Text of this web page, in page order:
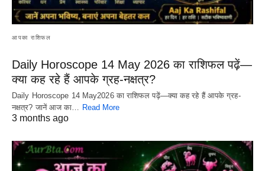
आपका राशिफल
Daily Horoscope 14 May 2026 का राशिफल पढ़ें—
क्या कह रहे हैं आपके ग्रह-नक्षत्र?
Daily Horoscope 14 May2026 का राशिफल पढ़ें—क्या कह रहे हैं आपके ग्रह-
नक्षत्र? जानें आज का… Read More
3 months ago